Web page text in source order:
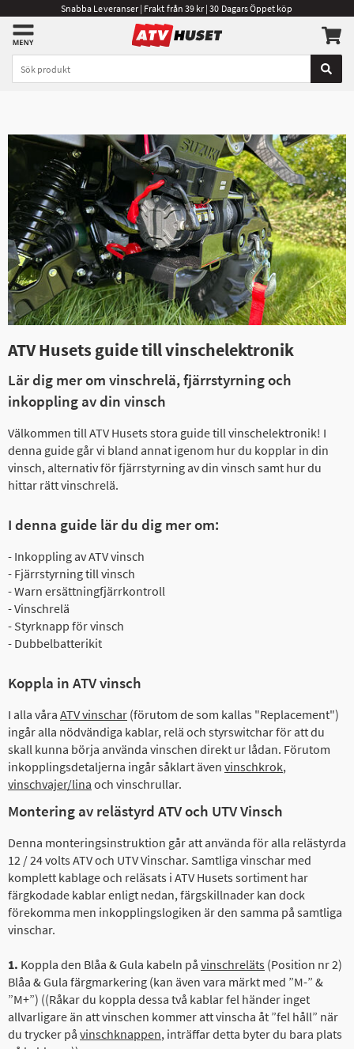
Snabba Leveranser | Frakt från 39 kr | 30 Dagars Öppet köp
ATV Husets guide till vinschelektronik
Lär dig mer om vinschrelä, fjärrstyrning och
inkoppling av din vinsch
Välkommen till ATV Husets stora guide till vinschelektronik! I
denna guide går vi bland annat igenom hur du kopplar in din
vinsch, alternativ för fjärrstyrning av din vinsch samt hur du
hittar rätt vinschrelä.
I denna guide lär du dig mer om:
- Inkoppling av ATV vinsch
- Fjärrstyrning till vinsch
- Warn ersättningfjärrkontroll
- Vinschrelä
- Styrknapp för vinsch
- Dubbelbatterikit
Koppla in ATV vinsch
I alla våra ATV vinschar (förutom de som kallas "Replacement")
ingår alla nödvändiga kablar, relä och styrswitchar för att du
skall kunna börja använda vinschen direkt ur lådan. Förutom
inkopplingsdetaljerna ingår såklart även vinschkrok,
vinschvajer/lina och vinschrullar.
Montering av relästyrd ATV och UTV Vinsch
Denna monteringsinstruktion går att använda för alla relästyrda
12 / 24 volts ATV och UTV Vinschar. Samtliga vinschar med
komplett kablage och reläsats i ATV Husets sortiment har
färgkodade kablar enligt nedan, färgskillnader kan dock
förekomma men inkopplingslogiken är den samma på samtliga
vinschar.
1. Koppla den Blåa & Gula kabeln på vinschreläts (Position nr 2)
Blåa & Gula färgmarkering (kan även vara märkt med ”M-” &
”M+”) ((Råkar du koppla dessa två kablar fel händer inget
allvarligare än att vinschen kommer att vinscha åt ”fel håll” när
du trycker på vinschknappen, inträffar detta byter du bara plats